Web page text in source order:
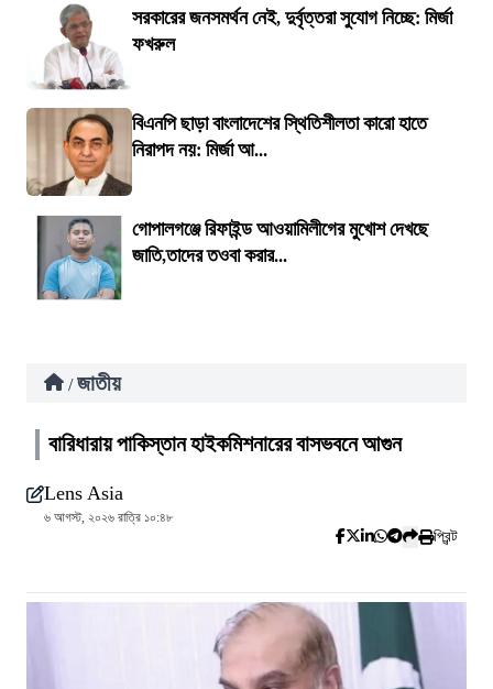
সরকারের জনসমর্থন নেই, দুর্বৃত্তরা সুযোগ নিচ্ছে: মির্জা
ফখরুল
বিএনপি ছাড়া বাংলাদেশের স্থিতিশীলতা কারো হাতে
নিরাপদ নয়: মির্জা আ...
গোপালগঞ্জে রিফাইন্ড আওয়ামিলীগের মুখোশ দেখছে
জাতি,তাদের তওবা করার...
/ জাতীয়
বারিধারায় পাকিস্তান হাইকমিশনারের বাসভবনে আগুন
Lens Asia
৬ আগস্ট, ২০২৬ রাত্রি ১০:৪৮
প্রিন্ট